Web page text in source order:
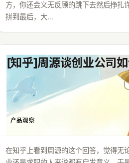
方，你还会义无反顾的跳下去然后挣扎
拼到最后，大…
[知乎]周源谈创业公司
产品观察
在知乎上看到周源的这个回答，觉得无